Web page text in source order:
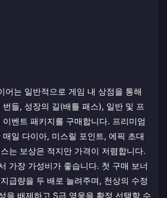
어는 일반적으로 게임 내 상점을 통해
들, 성장의 길(배틀 패스), 일반 및 프
벤트 패키지를 구매합니다. 프리미엄
일 다이아, 미스릴 포인트, 에픽 초대
는 보상은 적지만 가격이 저렴합니다.
가장 가성비가 좋습니다. 첫 구매 보너
급량을 두 배로 늘려주며, 천상의 수정
을 배제하고 S급 영웅을 확정 선택할 수